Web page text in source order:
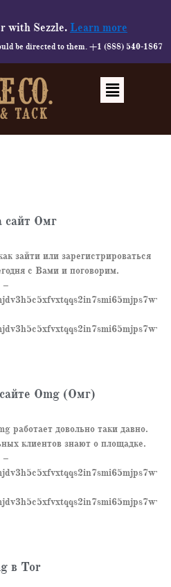
with Sezzle. Learn more
be directed to them. +1 (888) 540-1867
Menu
сайт Омг
зайти или зарегистрироваться
с Вами и поговорим.
–
Omg (Омг)
работает довольно таки давно.
клиентов знают о площадке.
–
в Tor